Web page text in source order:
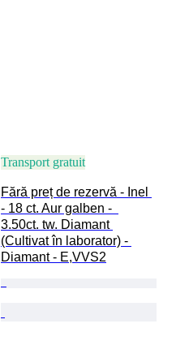
Transport gratuit
Fără preț de rezervă - Inel
- 18 ct. Aur galben -
3.50ct. tw. Diamant
(Cultivat în laborator) -
Diamant - E,VVS2